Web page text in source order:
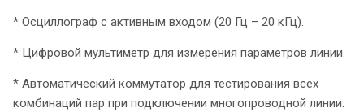
* Осциллограф с активным входом (20 Гц – 20 кГц).
* Цифровой мультиметр для измерения параметров линии.
* Автоматический коммутатор для тестирования всех
комбинаций пар при подключении многопроводной линии.